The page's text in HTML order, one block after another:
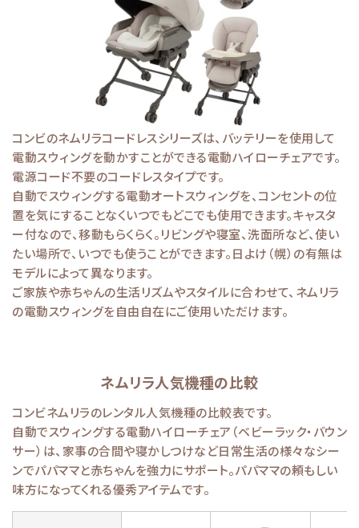
コンビのネムリラコードレスシリーズは、バッテリーを使用して
電動スウィングを動かすことができる電動ハイローチェアです。
電源コード不要のコードレスタイプです。
自動でスウィングする電動オートスウィングを、コンセントの位
置を気にすることなくいつでもどこでも使用できます。キャスタ
ー付なので、移動もらくらく。リビングや寝室、洗面所など、使い
たい場所で、いつでも使うことができます。日よけ（幌）の有無は
モデルによって異なります。
ご家族や赤ちゃんの生活リズムやスタイルに合わせて、ネムリラ
の電動スウィングを自由自在にご使用いただけます。
ネムリラ人気機種の比較
コンビネムリラのレンタル人気機種の比較表です。
自動でスウィングする電動ハイローチェア（ベビーラック・バウン
サー）は、家事の合間や寝かしつけなど日常生活の様々なシー
ンでパパママと赤ちゃんを強力にサポート。パパママの頼もしい
味方になってくれる優秀アイテムです。